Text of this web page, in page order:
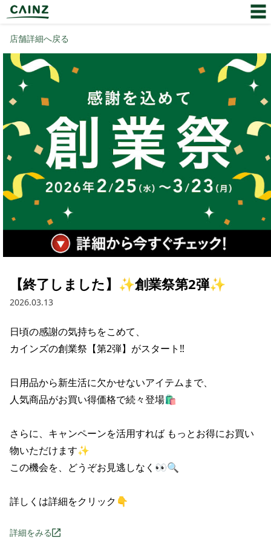
店舗詳細へ戻る
【終了しました】✨創業祭第2弾✨
2026.03.13
日頃の感謝の気持ちをこめて、
カインズの創業祭【第2弾】がスタート‼️
日用品から新生活に欠かせないアイテムまで、
人気商品がお買い得価格で続々登場🛍️
さらに、キャンペーンを活用すれば もっとお得にお買い
物いただけます✨
この機会を、どうぞお見逃しなく👀🔍
詳しくは詳細をクリック👇
詳細をみる